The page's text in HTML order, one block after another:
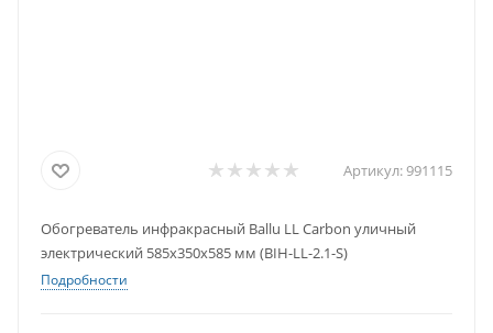
Артикул:991115
Обогреватель инфракрасный Ballu LL Carbon уличный
электрический 585х350х585 мм (BIH-LL-2.1-S)
Подробности